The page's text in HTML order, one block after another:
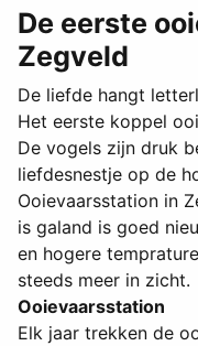
De eerste
Zegveld
De liefde hangt
Het eerste koppel
De vogels zijn druk
liefdesnestje op de
Ooievaarsstation in
is galand is goed
en hogere
steeds meer in zicht.
Ooievaarsstation
Elk jaar trekken de